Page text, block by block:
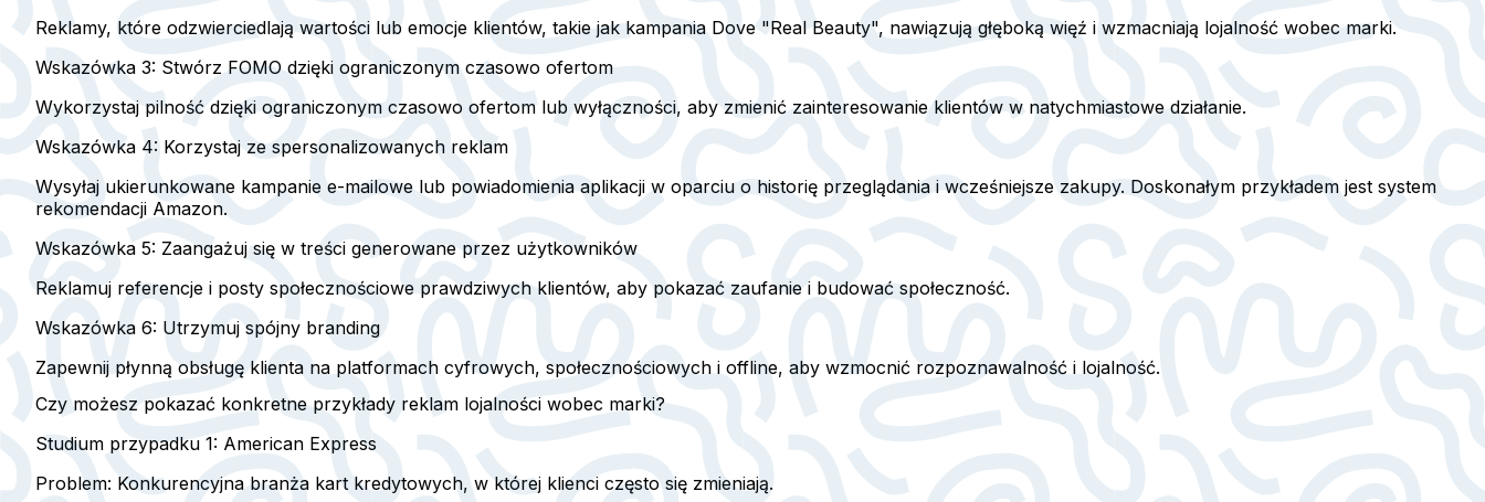
Reklamy, które odzwierciedlają wartości lub emocje klientów, takie jak kampania Dove "Real Beauty", nawiązują głęboką więź i wzmacniają lojalność wobec marki.
Wskazówka 3: Stwórz FOMO dzięki ograniczonym czasowo ofertom
Wykorzystaj pilność dzięki ograniczonym czasowo ofertom lub wyłączności, aby zmienić zainteresowanie klientów w natychmiastowe działanie.
Wskazówka 4: Korzystaj ze spersonalizowanych reklam
Wysyłaj ukierunkowane kampanie e-mailowe lub powiadomienia aplikacji w oparciu o historię przeglądania i wcześniejsze zakupy. Doskonałym przykładem jest system
rekomendacji Amazon.
Wskazówka 5: Zaangażuj się w treści generowane przez użytkowników
Reklamuj referencje i posty społecznościowe prawdziwych klientów, aby pokazać zaufanie i budować społeczność.
Wskazówka 6: Utrzymuj spójny branding
Zapewnij płynną obsługę klienta na platformach cyfrowych, społecznościowych i offline, aby wzmocnić rozpoznawalność i lojalność.
Czy możesz pokazać konkretne przykłady reklam lojalności wobec marki?
Studium przypadku 1: American Express
Problem: Konkurencyjna branża kart kredytowych, w której klienci często się zmieniają.